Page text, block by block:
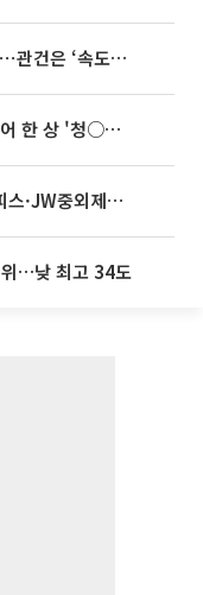
대규모 공급 ‘최후 카드’ 그린벨트⋯관건은 ‘속도’ [주택공급 승부수의 조건]
'2TV 생생정보' 오늘방송맛집- 민어 한 상 '청○○○' vs 전복 한 상 '명○'
[오늘의 주요공시] 삼성바이오에피스·JW중외제약·한미반도체·SK바이오사이언스 등
…낮 최고 34도